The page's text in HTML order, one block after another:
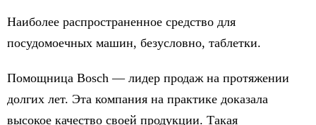
Наиболее распространенное средство для
посудомоечных машин, безусловно, таблетки.
Помощница Bosch — лидер продаж на протяжении
долгих лет. Эта компания на практике доказала
высокое качество своей продукции. Такая